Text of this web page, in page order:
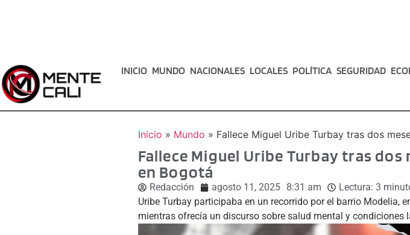
INICIO MUNDO NACIONALES LOCALES POLÍTICA SEGURIDAD
Inicio » Mundo » Fallece Miguel Uribe Turbay tras dos
Fallece Miguel Uribe Turbay tras
en Bogotá
Redacción agosto 11, 2025 8:31 am Lectura: 3
Uribe Turbay participaba en un recorrido por el barrio Modelia,
mientras ofrecía un discurso sobre salud mental y condiciones